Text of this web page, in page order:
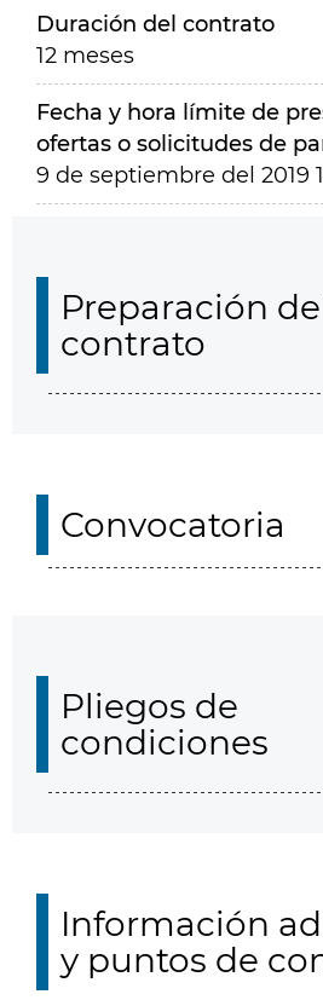
Duración del contrato
12 meses
Fecha y hora límite de
ofertas o solicitudes de
9 de septiembre del 2019
Preparación
contrato
Convocatoria
Pliegos de
condiciones
Información
y puntos de